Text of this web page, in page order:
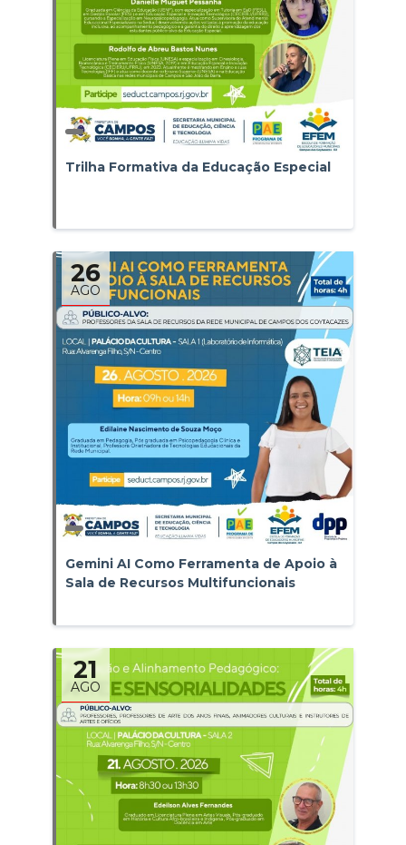
Trilha Formativa da Educação Especial
26
AGO
Gemini AI Como Ferramenta de Apoio à
Sala de Recursos Multifuncionais
21
AGO